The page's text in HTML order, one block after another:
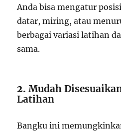
Anda bisa mengatur
datar, miring, atau
berbagai variasi latihan
sama.
2.Mudah
Latihan
Bangku ini